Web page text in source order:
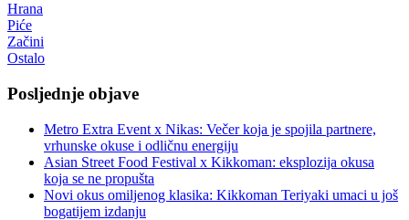
Hrana
Piće
Začini
Ostalo
Posljednje objave
Metro Extra Event x Nikas: Večer koja je spojila partnere,
vrhunske okuse i odličnu energiju
Asian Street Food Festival x Kikkoman: eksplozija okusa
koja se ne propušta
Novi okus omiljenog klasika: Kikkoman Teriyaki umaci u još
bogatijem izdanju